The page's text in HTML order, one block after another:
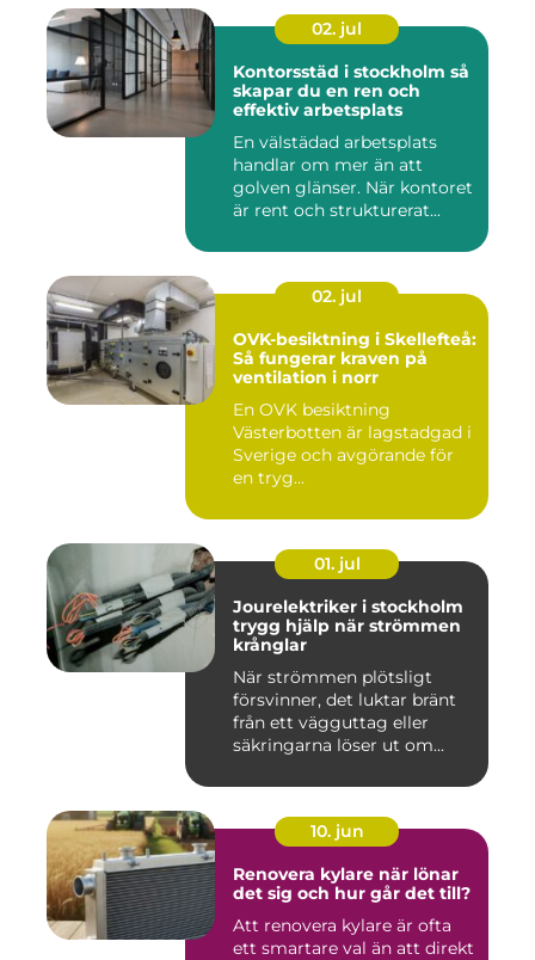
02. jul
Kontorsstäd i stockholm så
skapar du en ren och
effektiv arbetsplats
En välstädad arbetsplats
handlar om mer än att
golven glänser. När kontoret
är rent och strukturerat...
02. jul
OVK-besiktning i Skellefteå:
Så fungerar kraven på
ventilation i norr
En OVK besiktning
Västerbotten är lagstadgad i
Sverige och avgörande för
en tryg...
01. jul
Jourelektriker i stockholm
trygg hjälp när strömmen
krånglar
När strömmen plötsligt
försvinner, det luktar bränt
från ett vägguttag eller
säkringarna löser ut om...
10. jun
Renovera kylare när lönar
det sig och hur går det till?
Att renovera kylare är ofta
ett smartare val än att direkt